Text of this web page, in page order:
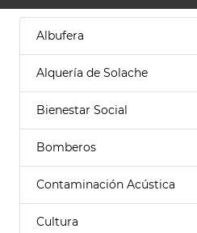
Albufera
Alquería de Solache
Bienestar Social
Bomberos
Contaminación Acústica
Cultura